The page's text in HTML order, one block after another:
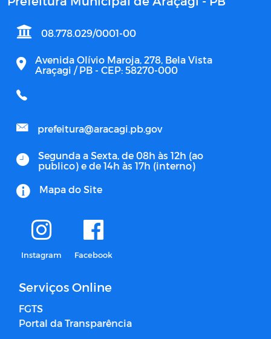
08.778.029/0001-00
Avenida Olívio Maroja, 278, Bela Vista
Araçagi / PB - CEP: 58270-000
prefeitura@aracagi.pb.gov
Segunda a Sexta, de 08h às 12h (ao
publico) e de 14h às 17h (interno)
Mapa do Site
Instagram Facebook
Serviços Online
FGTS
Portal da Transparência